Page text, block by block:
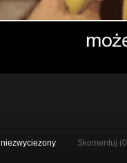
niezwyciezony Skomentuj